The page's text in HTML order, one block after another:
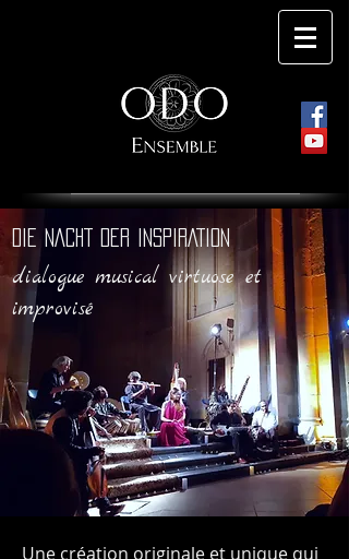
DIE NACHT DER INSPIRATION
dialogue musical virtuose et
improvisé
Une création originale et unique qui